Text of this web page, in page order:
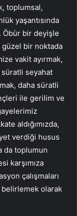
toplumsal,
yaşantısında
Öbür bir deyişle
güzel bir noktada
vakit ayırmak,
seyahat
daha süratli
ile gerilim ve
aldığımızda,
verdiği husus
da toplumun
karşımıza
çalışmaları
olarak